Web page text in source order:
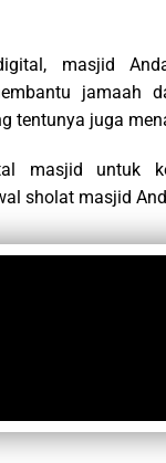
masjid
jamaah
tentunya juga
masjid untuk
sholat masjid